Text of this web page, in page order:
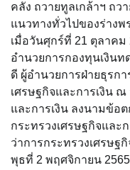
คลัง ถวายทูลเกล้าฯ ถว
แนวทางทั่วไปของร่าง
เมื่อวันศุกร์ที่ 21 ตุลาคม
อำนวยการกองทุนเงิน
ดี ผู้อำนวยการฝ่ายธุรก
เศรษฐกิจและการเงิน
และการเงิน ลงนามข้อ
กระทรวงเศรษฐกิจและ
ว่าการกระทรวงเศรษฐ
พุธที่ 2 พฤศจิกายน